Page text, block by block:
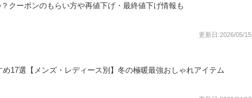
クーポンのもらい方や再値下げ・最終値下げ情報も
更新日:2026/05/15
17選【メンズ・レディース別】冬の極暖最強おしゃれアイテム